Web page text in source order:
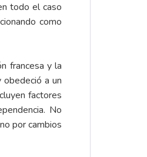
todo el caso
como
francesa y la
a un
factores
No
por cambios